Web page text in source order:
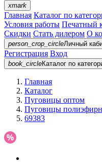
xmark
Главная Каталог по
Условия работы Печатный
Скидки Стать дилером О
person_crop_circleЛичный
Регистрация Вход
book_circleКаталог по
Главная
Каталог
Пуговицы оптом
Пуговицы
69383